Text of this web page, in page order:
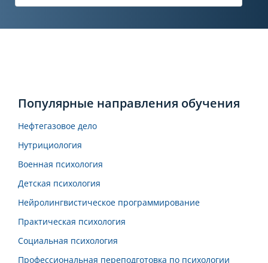
Популярные направления обучения
Нефтегазовое дело
Нутрициология
Военная психология
Детская психология
Нейролингвистическое программирование
Практическая психология
Социальная психология
Профессиональная переподготовка по психологии